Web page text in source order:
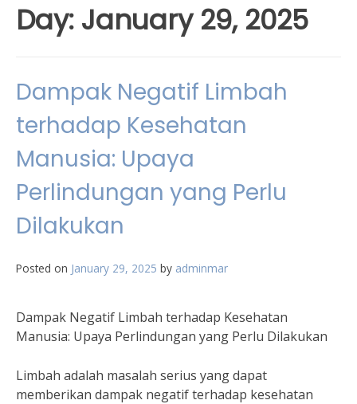
Day: January 29, 2025
Dampak Negatif Limbah
terhadap Kesehatan
Manusia: Upaya
Perlindungan yang Perlu
Dilakukan
Posted on January 29, 2025 by adminmar
Dampak Negatif Limbah terhadap Kesehatan
Manusia: Upaya Perlindungan yang Perlu Dilakukan
Limbah adalah masalah serius yang dapat
memberikan dampak negatif terhadap kesehatan